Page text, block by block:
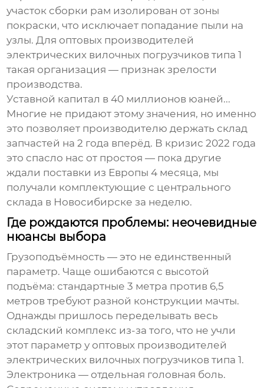
участок сборки рам изолирован от зоны
покраски, что исключает попадание пыли на
узлы. Для оптовых производителей
электрических вилочных погрузчиков типа 1
такая организация — признак зрелости
производства.
Уставной капитал в 40 миллионов юаней...
Многие не придают этому значения, но именно
это позволяет производителю держать склад
запчастей на 2 года вперёд. В кризис 2022 года
это спасло нас от простоя — пока другие
ждали поставки из Европы 4 месяца, мы
получали комплектующие с центрального
склада в Новосибирске за неделю.
Где рождаются проблемы: неочевидные
нюансы выбора
Грузоподъёмность — это не единственный
параметр. Чаще ошибаются с высотой
подъёма: стандартные 3 метра против 6,5
метров требуют разной конструкции мачты.
Однажды пришлось переделывать весь
складский комплекс из-за того, что не учли
этот параметр у оптовых производителей
электрических вилочных погрузчиков типа 1.
Электроника — отдельная головная боль.